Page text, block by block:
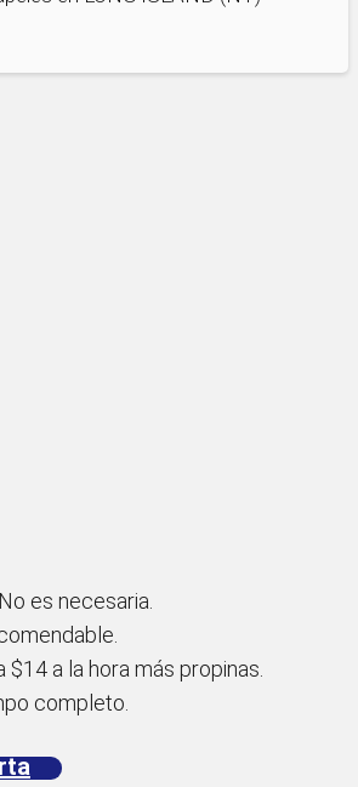
No es necesaria.
$14 a la hora más propinas.
completo.